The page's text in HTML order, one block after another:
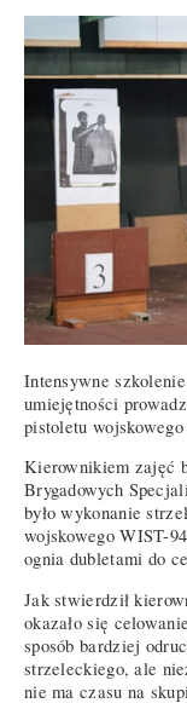
Intensywne
umiejętności
pistoletu
Kierownikiem zajęć
Brygadowych
było wykonanie
wojskowego WIST-
ognia dubletami do
Jak stwierdził
okazało się
sposób bardziej
strzeleckiego, ale
nie ma czasu na